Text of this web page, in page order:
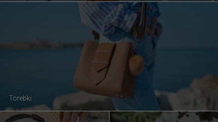
Torebki